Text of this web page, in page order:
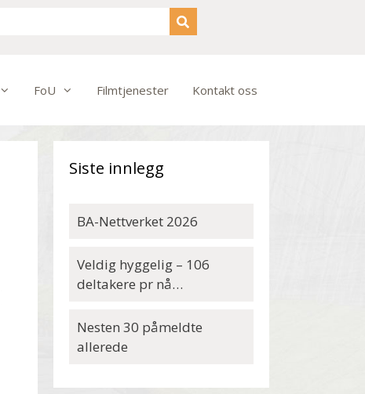
FoU Filmtjenester Kontakt oss
Siste innlegg
BA-Nettverket 2026
Veldig hyggelig – 106
deltakere pr nå…
Nesten 30 påmeldte
allerede